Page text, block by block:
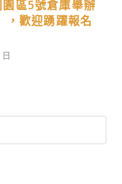
區5號倉庫舉辦
，歡迎踴躍報名